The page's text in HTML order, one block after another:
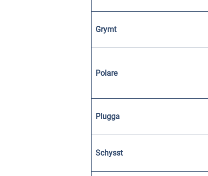
Grymt
Polare
Plugga
Schysst